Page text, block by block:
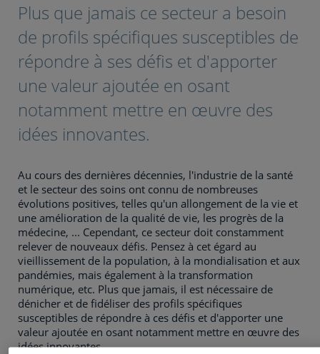
Plus que jamais ce secteur a besoin
de profils spécifiques susceptibles de
répondre à ses défis et d'apporter
une valeur ajoutée en osant
notamment mettre en œuvre des
idées innovantes.
Au cours des dernières décennies, l'industrie de la santé
et le secteur des soins ont connu de nombreuses
évolutions positives, telles qu'un allongement de la vie et
une amélioration de la qualité de vie, les progrès de la
médecine, ... Cependant, ce secteur doit constamment
relever de nouveaux défis. Pensez à cet égard au
vieillissement de la population, à la mondialisation et aux
pandémies, mais également à la transformation
numérique, etc. Plus que jamais, il est nécessaire de
dénicher et de fidéliser des profils spécifiques
susceptibles de répondre à ces défis et d'apporter une
valeur ajoutée en osant notamment mettre en œuvre des
idées innovantes.